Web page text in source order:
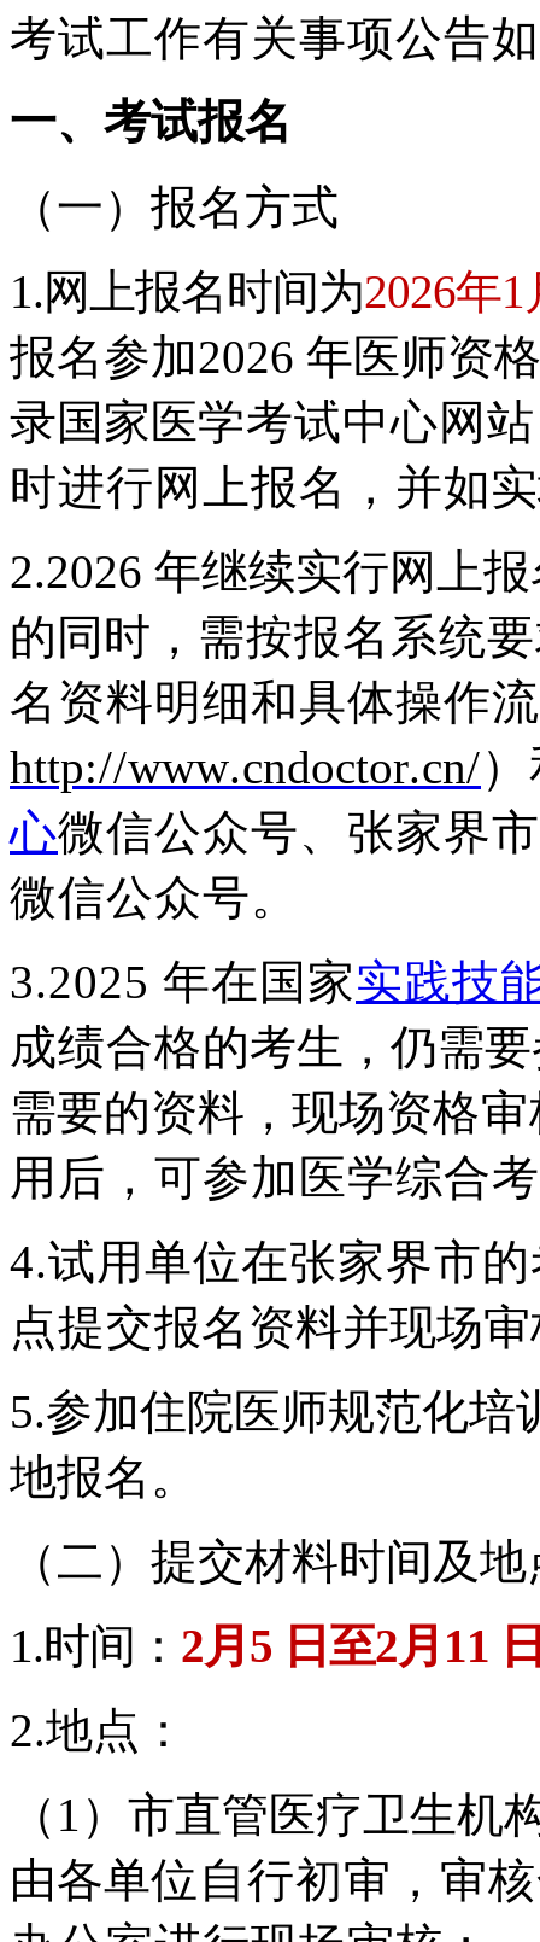
考试工作有关事项公告
一、考试报名
（一）报名方式
1.网上报名时间为
报名参加2026 年医师资
录国家医学考试中心网
时进行网上报名，并如
2.2026 年继续实行网上
的同时， 需按报名系统
名资料明细和具体操作
http://www.cndoctor.cn/
心微信公众号、张家界
微信公众号。
3.2025 年在国家实践技
成绩合格的考生，仍需
需要的资料，现场资格
用后，可参加医学综合
4.试用单位在张家界市
点提交报名资料并现场
5.参加住院医师规范化培
地报名。
（二）提交材料时间及地
1.时间：
2月5 日至
2.地点：
（1）市直管医疗卫生
由各单位自行初审，审